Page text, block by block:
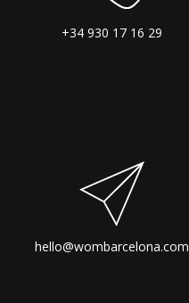
+34 930 17 16 29
hello@wombarcelona.com